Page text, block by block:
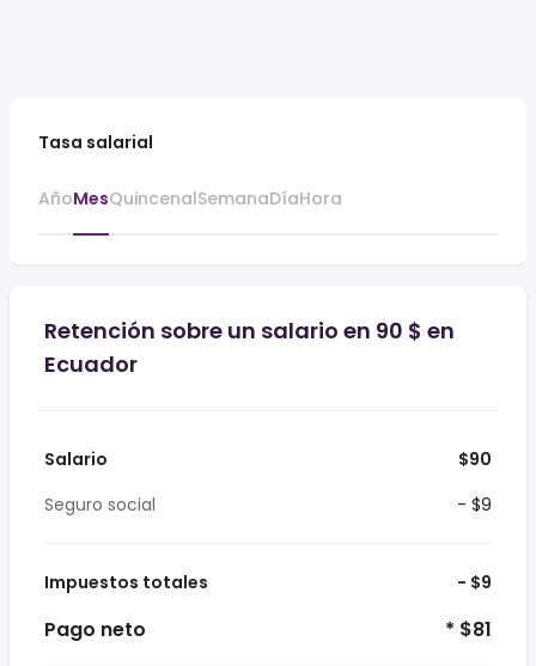
Tasa salarial
AñoMesQuincenalSemanaDíaHora
Retención sobre un salario en 90 $ en
Ecuador
Salario
$90
Seguro social
- $9
Impuestos totales - $9
Pago neto * $81